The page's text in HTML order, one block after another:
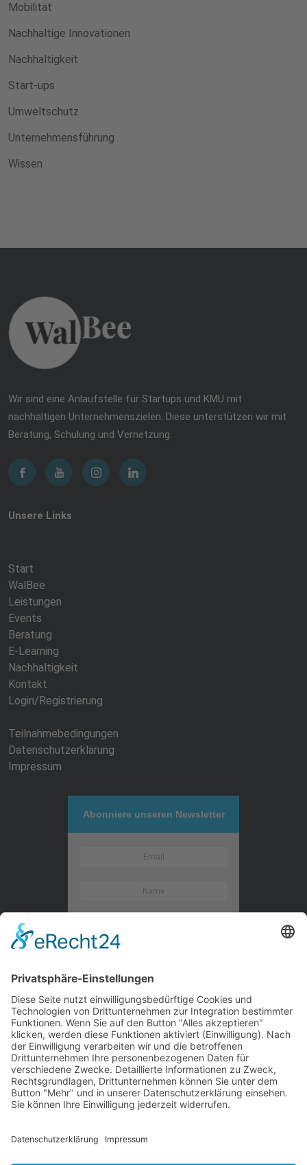
Mobilität
Nachhaltige Innovationen
Nachhaltigkeit
Start-ups
Umweltschutz
Unternehmensführung
Wissen
Wir sind eine Anlaufstelle für Startups und KMU mit
nachhaltigen Unternehmenszielen. Diese unterstützen wir mit
Beratung, Schulung und Vernetzung.
Unsere Links
Start
WalBee
Leistungen
Events
Beratung
E-Learning
Nachhaltigkeit
Kontakt
Login/Registrierung
Teilnahmebedingungen
Datenschutzerklärung
Impressum
Abonniere unseren Newsletter
Kontaktieren Sie uns
WalBee
Bizzmade GmbH
Gießereistraße 29
83022 Rosenheim
Tel.:+49 8031 282 09 50
Web:
www.walbee.de